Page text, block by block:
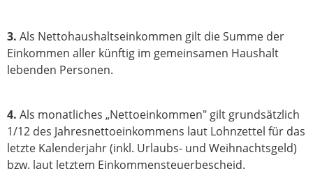
3. Als Nettohaushaltseinkommen gilt die Summe der
Einkommen aller künftig im gemeinsamen Haushalt
lebenden Personen.
4. Als monatliches „Nettoeinkommen" gilt grundsätzlich
1/12 des Jahresnettoeinkommens laut Lohnzettel für das
letzte Kalenderjahr (inkl. Urlaubs- und Weihnachtsgeld)
bzw. laut letztem Einkommensteuerbescheid.